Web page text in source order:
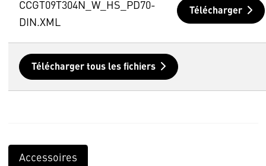
CCGT09T304N_W_HS_PD70-
DIN.XML
Télécharger
Télécharger tous les fichiers
Accessoires